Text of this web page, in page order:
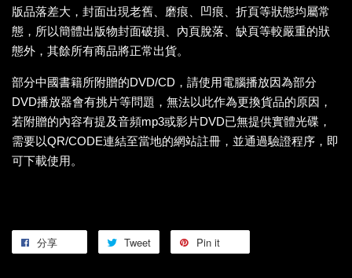
版品落差大，封面出現老舊、磨痕、凹痕、折頁等狀態均屬常
態，所以簡體出版物封面破損、內頁脫落、缺頁等較嚴重的狀
態外，其餘所有商品將正常出貨。
部分中國書籍所附贈的DVD/CD，請使用電腦播放因為部分
DVD播放器會有挑片等問題，無法以此作為更換貨品的原因，
若附贈的內容有提及音頻mp3或影片DVD已無提供實體光碟，
需要以QR/CODE連結至當地的網站註冊，並通過驗證程序，即
可下載使用。
分享 Tweet Pin it